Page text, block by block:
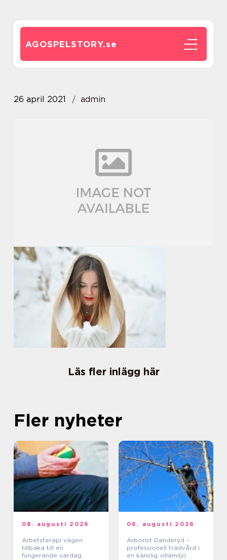
AGOSPELSTORY.se
26 april 2021 admin
Läs fler inlägg här
Fler nyheter
08. augusti 2026
Arbetsterapi vägen
tillbaka till en
fungerande vardag
06. augusti 2026
Arborist Danderyd –
professionell trädvård i
en känslig villamiljö